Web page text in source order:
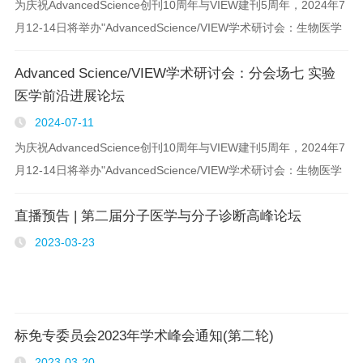
为庆祝AdvancedScience创刊10周年与VIEW建刊5周年，2024年7
月12-14日将举办"AdvancedScience/VIEW学术研讨会：生物医学
人员提供交流学习的平台，展示和分享领域中..
Advanced Science/VIEW学术研讨会：分会场七 实验
医学前沿进展论坛
2024-07-11
为庆祝AdvancedScience创刊10周年与VIEW建刊5周年，2024年7
月12-14日将举办"AdvancedScience/VIEW学术研讨会：生物医学
人员提供交流学习的平台，展示和分享领域中..
直播预告 | 第二届分子医学与分子诊断高峰论坛
2023-03-23
标免专委员会2023年学术峰会通知(第二轮)